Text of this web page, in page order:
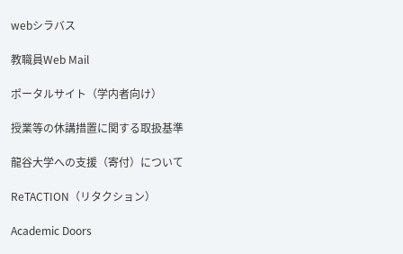
webシラバス
教職員Web Mail
ポータルサイト（学内者向け）
授業等の休講措置に関する取扱基準
龍谷大学への支援（寄付）について
ReTACTION（リタクション）
Academic Doors